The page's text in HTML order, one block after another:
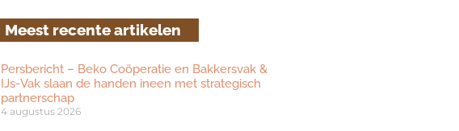
Meest recente artikelen
Persbericht – Beko Coöperatie en Bakkersvak &
IJs-Vak slaan de handen ineen met strategisch
partnerschap
4 augustus 2026